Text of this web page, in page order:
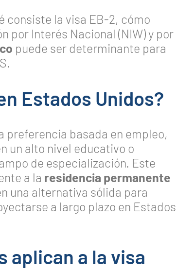
consiste la visa EB-2, cómo
por Interés Nacional (NIW) y por
puede ser determinante para
Estados Unidos?
preferencia basada en empleo,
un alto nivel educativo o
de especialización. Este
a la residencia permanente
una alternativa sólida para
a largo plazo en Estados
aplican a la visa